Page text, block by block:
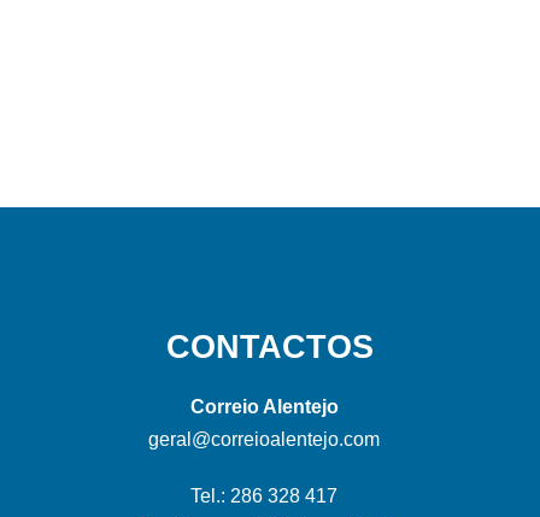
CONTACTOS
Correio Alentejo
geral@correioalentejo.com
Tel.: 286 328 417